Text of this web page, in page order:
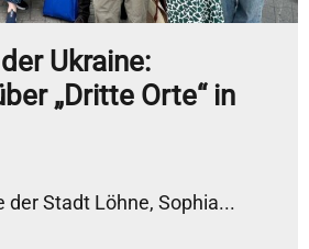
Ukraine:
„Dritte Orte“ in
der Stadt Löhne, Sophia...